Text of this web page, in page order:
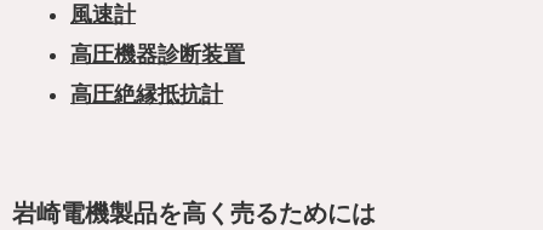
風速計
高圧機器診断装置
高圧絶縁抵抗計
岩崎電機製品を高く売るためには